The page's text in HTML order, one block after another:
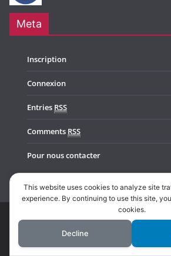
Meta
Inscription
Connexion
Entries RSS
Comments RSS
Pour nous contacter
Copyright © 2026Music In Belgium.
ColorMag Pro by ThemeGrill.
This website uses cookies to analyze site
experience. By continuing to use this site,
cookies.
Decline